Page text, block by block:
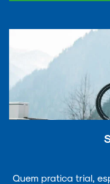
Quem pratica trial,